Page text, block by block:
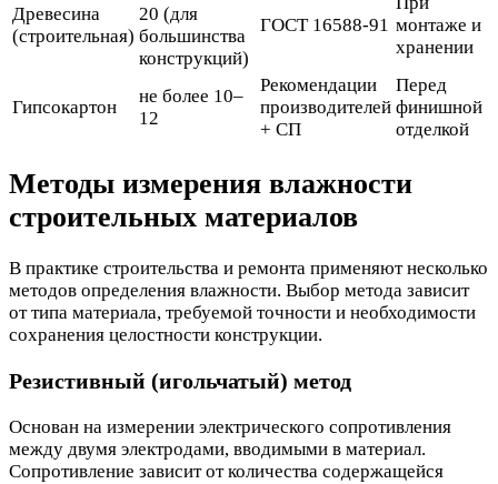
Древесина
(строительная)
20 (для
большинства
конструкций)
ГОСТ 16588-91 монтаже и
хранении
Гипсокартон
не более 10–
12
Рекомендации
производителей
+ СП
Перед
финишной
отделкой
Методы измерения влажности
строительных материалов
В практике строительства и ремонта применяют несколько
методов определения влажности. Выбор метода зависит
от типа материала, требуемой точности и необходимости
сохранения целостности конструкции.
Резистивный (игольчатый) метод
Основан на измерении электрического сопротивления
между двумя электродами, вводимыми в материал.
Сопротивление зависит от количества содержащейся